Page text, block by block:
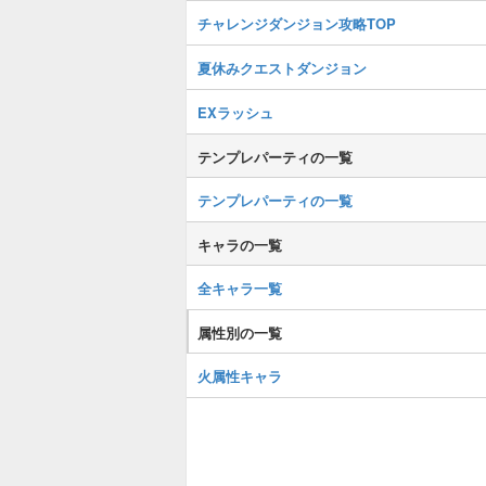
チャレンジダンジョン攻略TOP
夏休みクエストダンジョン
EXラッシュ
テンプレパーティの一覧
テンプレパーティの一覧
キャラの一覧
全キャラ一覧
属性別の一覧
火属性キャラ